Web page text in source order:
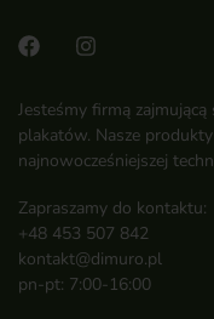
Jesteśmy firmą
plakatów. Nasze
najnowocześniejszej
Zapraszamy do kontaktu:
+48 453 507 842
kontakt@dimuro.pl
pn-pt: 7:00-16:00